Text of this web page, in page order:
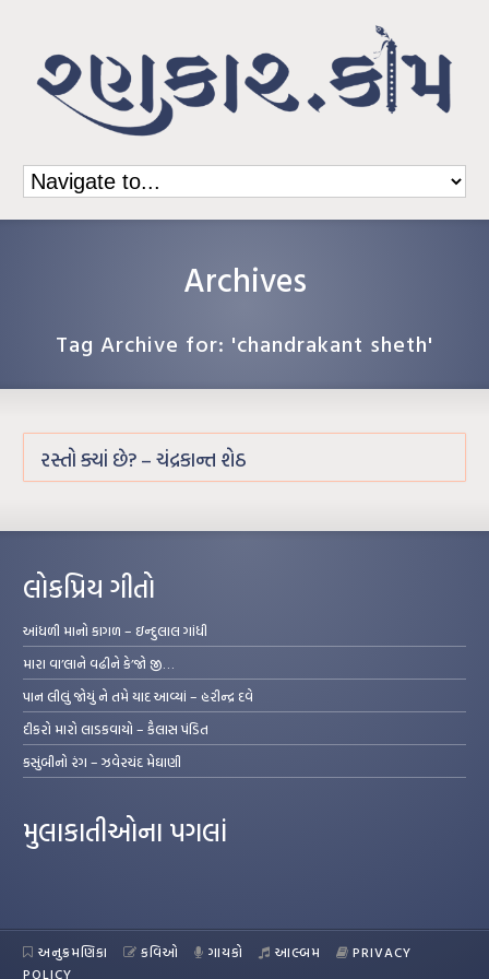
Archives
Tag Archive for: 'chandrakant sheth'
રસ્તો ક્યાં છે? – ચંદ્રકાન્ત શેઠ
લોકપ્રિય ગીતો
આંધળી માનો કાગળ – ઇન્દુલાલ ગાંધી
મારા વા’લાને વઢીને કે’જો જી…
પાન લીલું જોયું ને તમે યાદ આવ્યાં – હરીન્દ્ર દવે
દીકરો મારો લાડકવાયો – કૈલાસ પંડિત
કસુંબીનો રંગ – ઝવેરચંદ મેઘાણી
મુલાકાતીઓના પગલાં
અનુક્રમણિકા કવિઓ ગાયકો આલ્બમ
PRIVACY
POLICY